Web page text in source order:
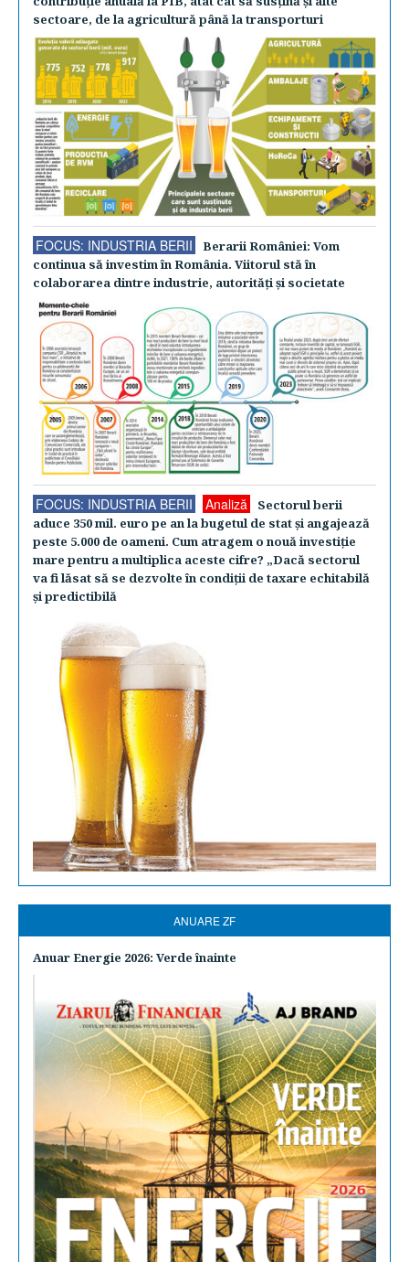
sectoare, de la agricultură până la transporturi
FOCUS: INDUSTRIA BERII
Berarii României: Vom
continua să investim în România. Viitorul stă în
colaborarea dintre industrie, autorităţi şi societate
FOCUS: INDUSTRIA BERII Analiză
Sectorul berii
aduce 350 mil. euro pe an la bugetul de stat şi angajează
peste 5.000 de oameni. Cum atragem o nouă investiţie
mare pentru a multiplica aceste cifre? „Dacă sectorul
va fi lăsat să se dezvolte în condiţii de taxare echitabilă
şi predictibilă
ANUARE ZF
Anuar Energie 2026: Verde înainte